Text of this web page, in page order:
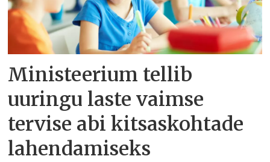
Ministeerium tellib
uuringu laste vaimse
tervise abi kitsaskohtade
lahendamiseks